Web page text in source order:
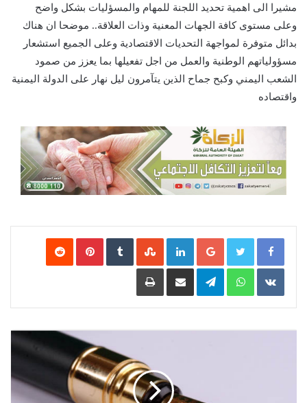
مشيرا الى اهمية تحديد اللجنة للمهام والمسؤليات بشكل واضح
وعلى مستوى كافة الجهات المعنية وذات العلاقة.. موضحا ان هناك
بدائل متوفرة لمواجهة التحديات الاقتصادية وعلى الجميع استشعار
مسؤولياتهم الوطنية والعمل من اجل تفعيلها بما يعزز من صمود
الشعب اليمني وكبح جماح الذين يتآمرون ليل نهار على الدولة اليمنية
واقتصاده
Google+
LinkedIn
‏StumbleUpon
‏VKontakte
WhatsApp
Telegram مشاركة عبر البريد طباعة